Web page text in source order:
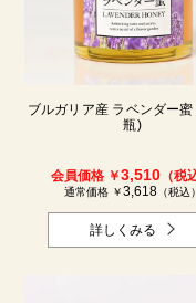
ブルガリア産 ラベンダー
瓶)
会員価格 ￥3,510 （税
通常価格 ￥3,618（税込）
詳しくみる